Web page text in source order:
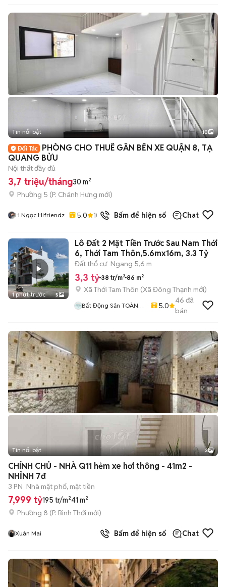
+2
Tin nổi bật 10
PHÒNG CHO THUÊ GẦN BẾN XE QUẬN 8, TẠ
QUANG BỬU
Nội thất đầy đủ
3,7 triệu/tháng30 m²
Phường 5 (P. Chánh Hưng mới)
H Ngọc Hifriendz 5.0 10 đã bánBấm để hiện số Chat
1 phút trước 5
Lô Đất 2 Mặt Tiền Trước Sau Nam Thới
6, Thới Tam Thôn,5.6mx16m, 3.3 Tỷ
Đất thổ cư Ngang 5,6 m
3,3 tỷ 38 tr/m² 86 m²
Xã Thới Tam Thôn (Xã Đông Thạnh mới)
Bất Động Sản TOÀN
5.0
46 đã
bán
Tin nổi bật 3
CHÍNH CHỦ - NHÀ Q11 hẻm xe hơi thông - 41m2 -
NHỈNH 7đ
3 PN Nhà mặt phố, mặt tiền
7,999 tỷ195 tr/m²41 m²
Phường 8 (P. Bình Thới mới)
Xuân Mai Bấm để hiện số Chat